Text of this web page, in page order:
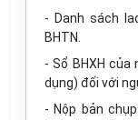
- Danh sách
BHTN.
- Sổ BHXH
dụng) đối với
- Nộp bản